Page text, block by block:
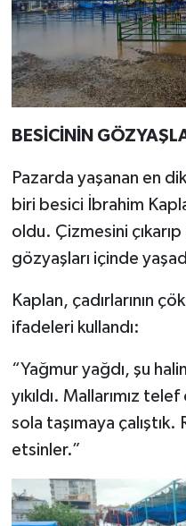
BESİCİNİN
Pazarda yaşanan en
biri besici İbrahim
oldu. Çizmesini çıkarıp
gözyaşları içinde
Kaplan, çadırlarının
ifadeleri kullandı:
“Yağmur yağdı, şu
yıkıldı. Mallarımız
sola taşımaya
etsinler.”